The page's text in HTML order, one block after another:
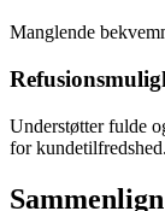
Manglende
Understøtter fulde
for kundetilfredshed.